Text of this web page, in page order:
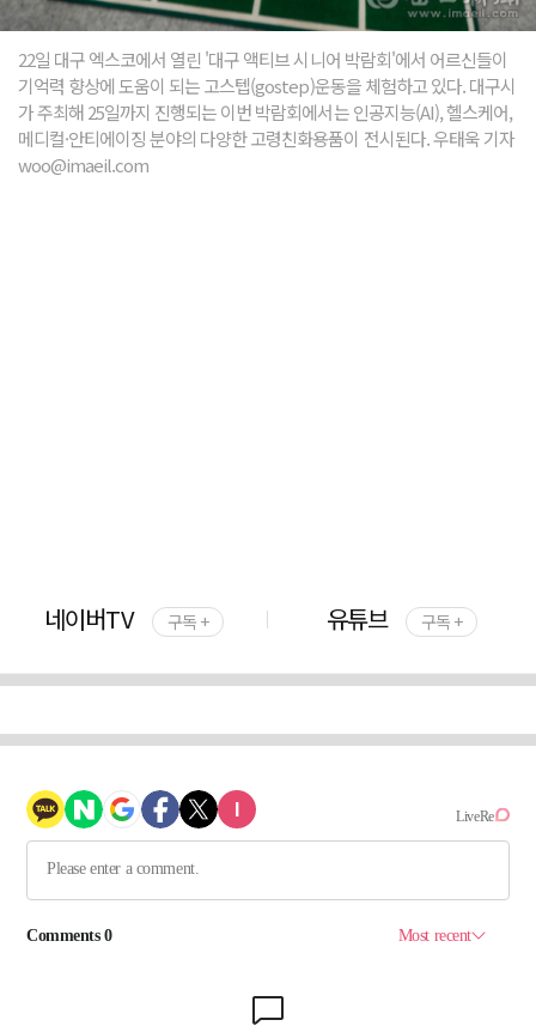
22일 대구 엑스코에서 열린 '대구 액티브 시니어 박람회'에서 어르신들이
기억력 향상에 도움이 되는 고스텝(gostep)운동을 체험하고 있다. 대구시
가 주최해 25일까지 진행되는 이번 박람회에서는 인공지능(AI), 헬스케어,
메디컬·안티에이징 분야의 다양한 고령친화용품이 전시된다. 우태욱 기자
woo@imaeil.com
네이버TV 구독 + 유튜브 구독 +